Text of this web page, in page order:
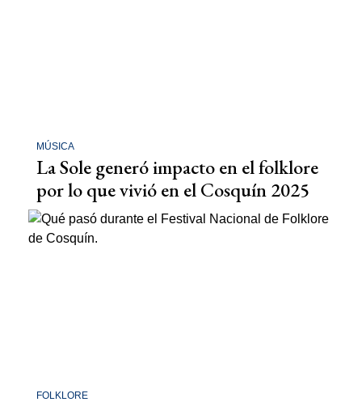
MÚSICA
La Sole generó impacto en el folklore
por lo que vivió en el Cosquín 2025
FOLKLORE